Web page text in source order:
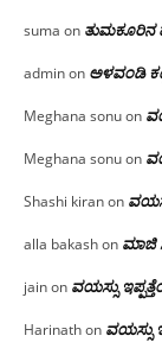
suma on ತುಮಕೂರಿನ
adminon ಅಳವಂಡಿ
Meghana sonuon
Meghana sonuon
Shashi kiranon
alla bakashon ಮಾಜಿ
jainon ವಯಸ್ಸು
Harinathon ವಯಸ್ಸು